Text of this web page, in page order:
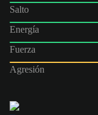
Salto
Energía
Fuerza
Agresión